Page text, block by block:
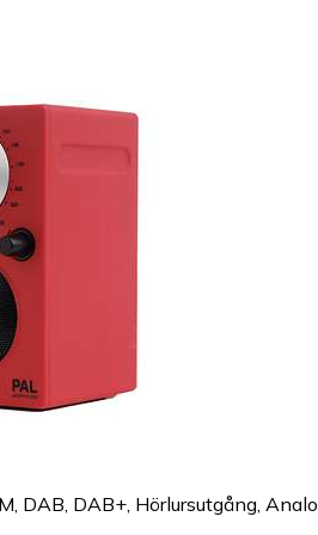
DAB, DAB+, Hörlursutgång,